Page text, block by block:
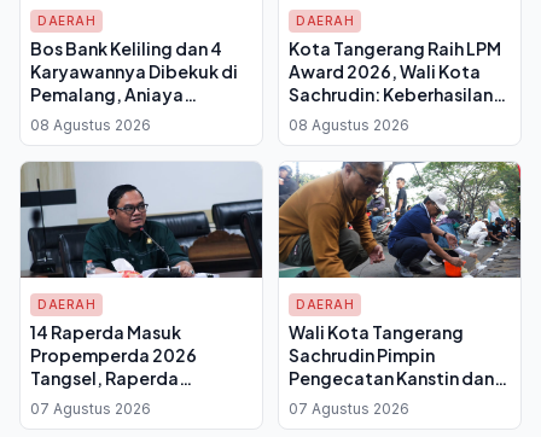
DAERAH
Bos Bank Keliling dan 4
Karyawannya Dibekuk di
Pemalang, Aniaya
Karyawan yang Mau
Mundur Hingga Dipaksa
Masturbasi
08 Agustus 2026
DAERAH
Kota Tangerang Raih LPM
Award 2026, Wali Kota
Sachrudin: Keberhasilan
Pembangunan Tak Hanya
Soal Infrastruktur Fisik
08 Agustus 2026
DAERAH
14 Raperda Masuk
Propemperda 2026
Tangsel, Raperda
Perparkiran Ditunda
Gara-gara Dokumen
07 Agustus 2026
DAERAH
Wali Kota Tangerang
Sachrudin Pimpin
Pengecatan Kanstin dan
Bagikan Bendera Jelang
HUT ke-81 RI
07 Agustus 2026